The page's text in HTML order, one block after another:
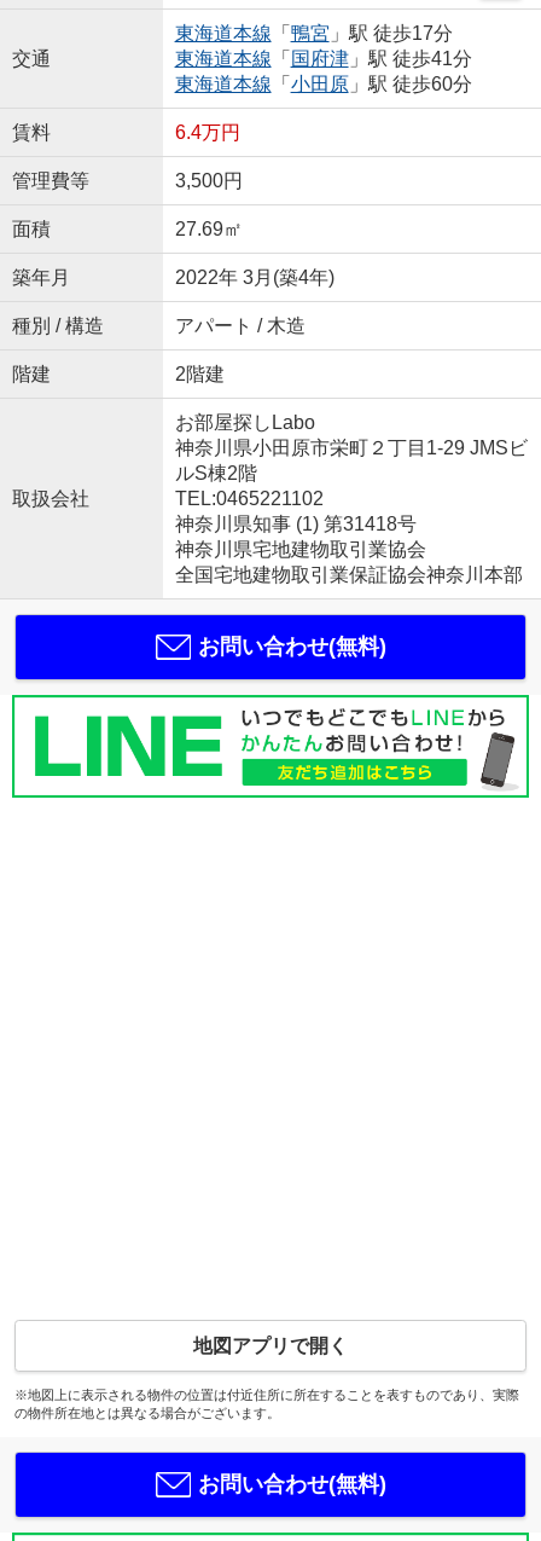
交通
東海道本線 「 鴨宮 」駅 徒歩17分
東海道本線 「 国府津」駅 徒歩41分
東海道本線 「 小田原」駅 徒歩60分
賃料 6.4万円
管理費等 3,500円
面積 27.69㎡
築年月 2022年 3月(築4年)
種別 / 構造 アパート / 木造
階建 2階建
取扱会社
お部屋探しLabo
神奈川県小田原市栄町２丁目1-29 JMSビ
ルS棟2階
TEL:0465221102
神奈川県知事 (1) 第31418号
神奈川県宅地建物取引業協会
全国宅地建物取引業保証協会神奈川本部
お問い合わせ(無料)
地図アプリで開く
※地図上に表示される物件の位置は付近住所に所在することを表すものであり、実際
の物件所在地とは異なる場合がございます。
お問い合わせ(無料)